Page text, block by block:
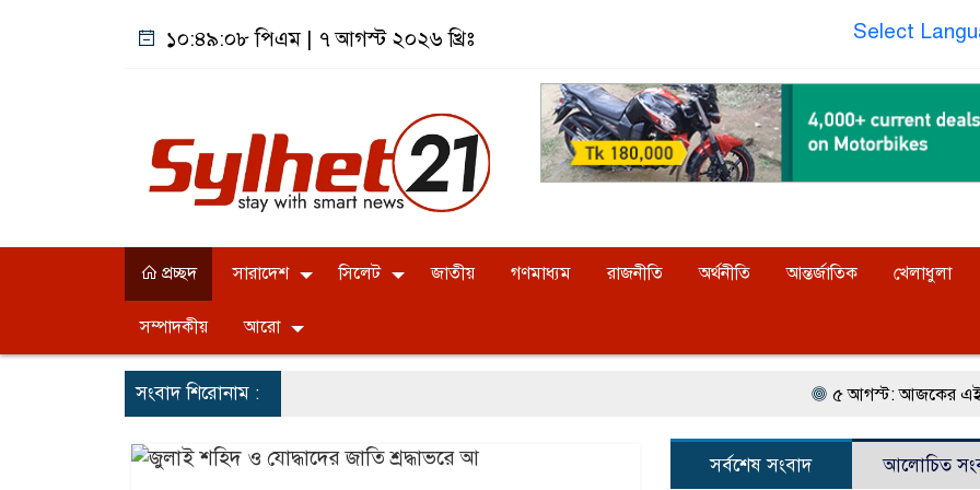
১০:৪৯:০৯ পিএম| ৭ আগস্ট ২০২৬ খ্রিঃ Select
প্রচ্ছদ সারাদেশ সিলেট জাতীয় গণমাধ্যম রাজনীতি অর্থনীতি আন্তর্জাতিক খেলাধুলা
সম্পাদকীয় আরো
সংবাদ শিরোনাম : ৫ আগস্ট: আজকের এই দিনে ২০২৪ সালে
সর্বশেষ সংবাদ
আলোচিত